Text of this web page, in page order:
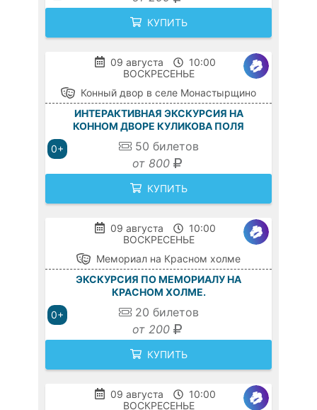
КУПИТЬ
09 августа
10:00
ВОСКРЕСЕНЬЕ
0+
Конный двор в селе Монастырщино
ИНТЕРАКТИВНАЯ ЭКСКУРСИЯ НА
КОННОМ ДВОРЕ КУЛИКОВА ПОЛЯ
50 билетов
от 800
КУПИТЬ
09 августа
10:00
ВОСКРЕСЕНЬЕ
0+
Мемориал на Красном холме
ЭКСКУРСИЯ ПО МЕМОРИАЛУ НА
КРАСНОМ ХОЛМЕ.
20 билетов
от 200
КУПИТЬ
09 августа
10:00
ВОСКРЕСЕНЬЕ